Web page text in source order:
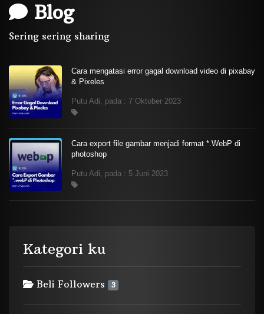
Blog
Sering sering sharing
Cara mengatasi error gagal download video di pixabay
& Pixeles
Putu Adi, pada : 7 Oktober 2023
Cara export file gambar menjadi format *.WebP di
photoshop
Putu Adi, pada : 5 Juni 2023
Kategori ku
Beli Followers 3